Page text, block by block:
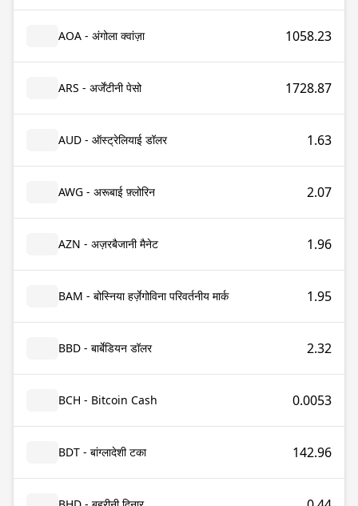
AOA - अंगोला क्वांज़ा 1058.23
ARS - अर्जेंटीनी पेसो 1728.87
AUD - ऑस्ट्रेलियाई डॉलर 1.63
AWG - अरूबाई फ़्लोरिन 2.07
AZN - अज़रबैजानी मैनेट 1.96
BAM - बोस्निया हर्ज़ेगोविना परिवर्तनीय मार्क 1.95
BBD - बार्बेडियन डॉलर 2.32
BCH - Bitcoin Cash 0.0053
BDT - बांग्लादेशी टका 142.96